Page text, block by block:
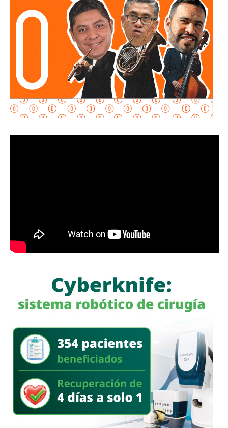
El funcionario señaló que, una vez concluido el
procedimiento,
el tanque es devuelto a su propietario
para que pueda acudir con la empresa distribuidora y
solicitar su reemplazo por un cilindro en óptimas
condiciones
revisar de manera periódica el estado de los cilindros,
mangueras, reguladores e instalaciones de gas en sus
propósito de prevenir incidentes y salvaguardar la
integridad de las familias de Villa de Pozos.
Fenapo 2026